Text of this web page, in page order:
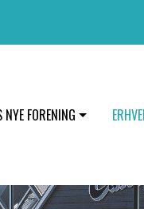
NYE FORENING